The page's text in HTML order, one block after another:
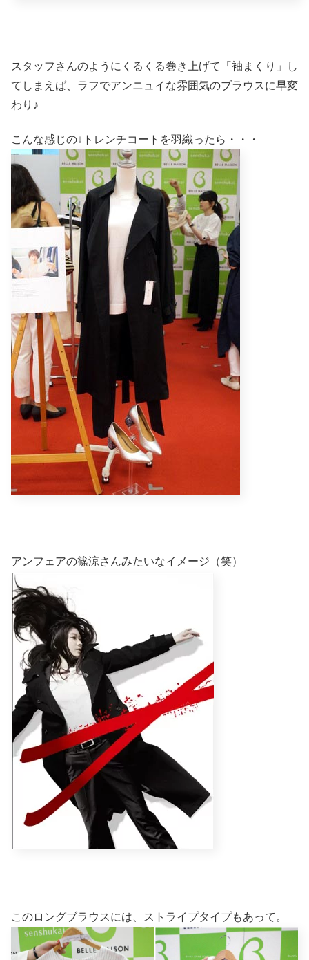
スタッフさんのようにくるくる巻き上げて「袖まくり」し
てしまえば、ラフでアンニュイな雰囲気のブラウスに早変
わり♪
こんな感じの↓トレンチコートを羽織ったら・・・
アンフェアの篠涼さんみたいなイメージ（笑）
このロングブラウスには、ストライプタイプもあって。